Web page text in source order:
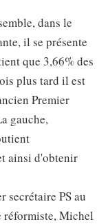
dans le
il se présente
que 3,66% des
plus tard il est
Premier
gauche,
ainsi d'obtenir
secrétaire PS au
réformiste, Michel